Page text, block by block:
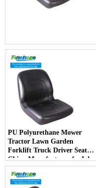
PU Polyurethane Mower
Tractor Lawn Garden
Forklift Truck Driver Seat
China Manufacturer forJohn
Deere Toro Walker Kubota
Ariens - COPY - 2potpv